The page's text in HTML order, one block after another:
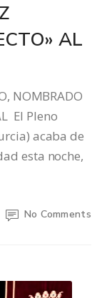
AL
NOMBRADO
El Pleno
acaba de
esta noche,
No Comments